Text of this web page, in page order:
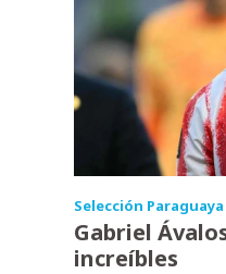
Selección Paraguaya
Gabriel
increíbles